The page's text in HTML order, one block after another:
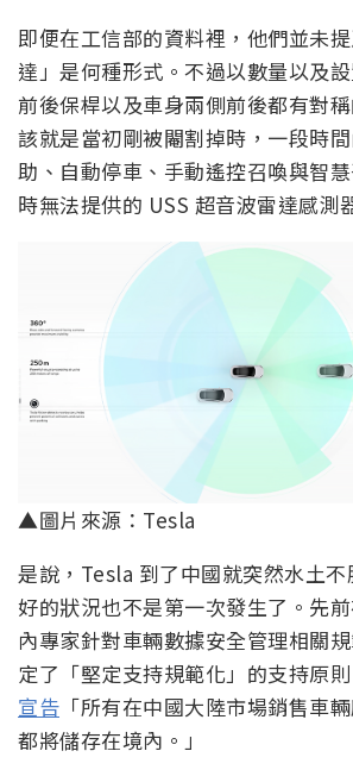
即便在工信部的資料裡，他們並未
達」是何種形式。不過以數量以及
前後保桿以及車身兩側前後都有對
該就是當初剛被閹割掉時，一段時
助、自動停車、手動遙控召喚與智
時無法提供的 USS 超音波雷達感測
▲圖片來源：Tesla
是說，Tesla 到了中國就突然水土
好的狀況也不是第一次發生了。先
內專家針對車輛數據安全管理相關
定了「堅定支持規範化」的支持原
宣告 「所有在中國大陸市場銷售車
都將儲存在境內。」